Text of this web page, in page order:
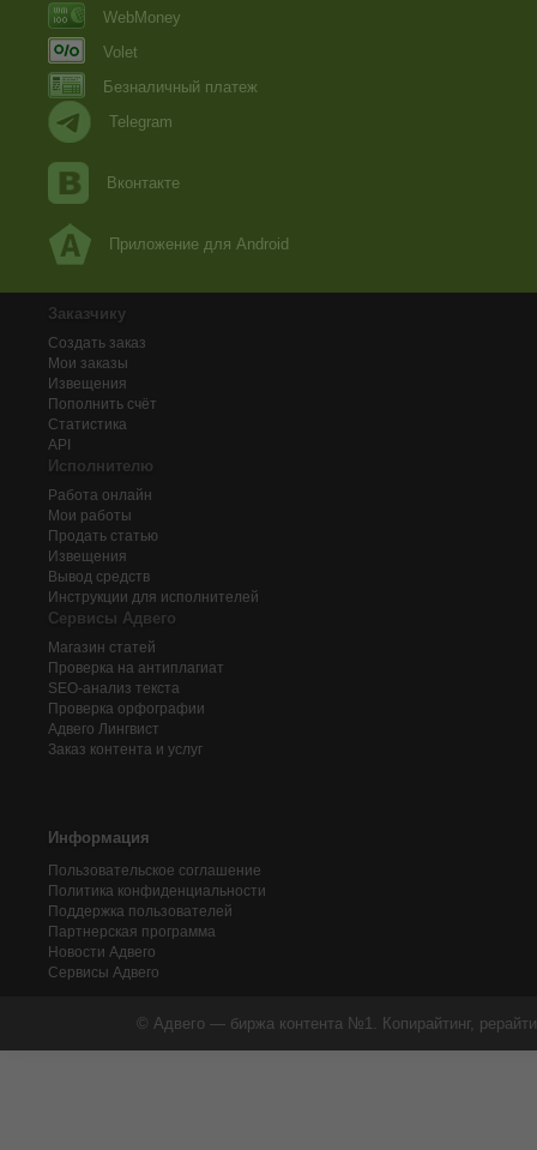
WebMoney
Volet
Безналичный платеж
Telegram
Вконтакте
Приложение для Android
Заказчику
Создать заказ
Мои заказы
Извещения
Пополнить счёт
Статистика
API
Исполнителю
Работа онлайн
Мои работы
Продать статью
Извещения
Вывод средств
Инструкции для исполнителей
Сервисы Адвего
Магазин статей
Проверка на антиплагиат
SEO-анализ текста
Проверка орфографии
Адвего Лингвист
Заказ контента и услуг
Информация
Пользовательское соглашение
Политика конфиденциальности
Поддержка пользователей
Партнерская программа
Новости Адвего
Сервисы Адвего
© Адвего — биржа контента №1. Копирайтинг,